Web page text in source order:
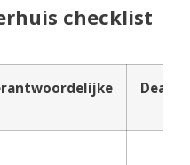
checklist